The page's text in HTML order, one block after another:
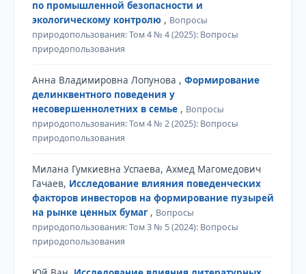
по промышленной безопасности и
экологическому контролю , Вопросы
природопользования: Том 4 № 4 (2025): Вопросы
природопользования
Анна Владимировна Лопунова , Формирование
делинквентного поведения у
несовершеннолетних в семье , Вопросы
природопользования: Том 4 № 2 (2025): Вопросы
природопользования
Милана Гумкиевна Успаева, Ахмед Магомедович
Гачаев, Исследование влияния поведенческих
факторов инвесторов на формирование пузырей
на рынке ценных бумаг , Вопросы
природопользования: Том 3 № 5 (2024): Вопросы
природопользования